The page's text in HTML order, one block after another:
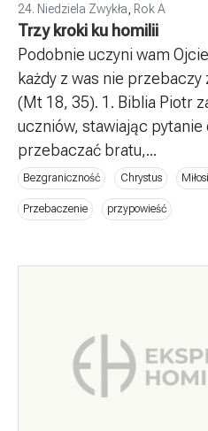
24. Niedziela Zwykła
Rok A
Trzy kroki ku homilii
Podobnie uczyni wam
każdy z was nie
(Mt 18, 35). 1. Biblia Piotr
uczniów, stawiając
przebaczać bratu,...
Bezgraniczność Chrystus
Przebaczenie przypowieść